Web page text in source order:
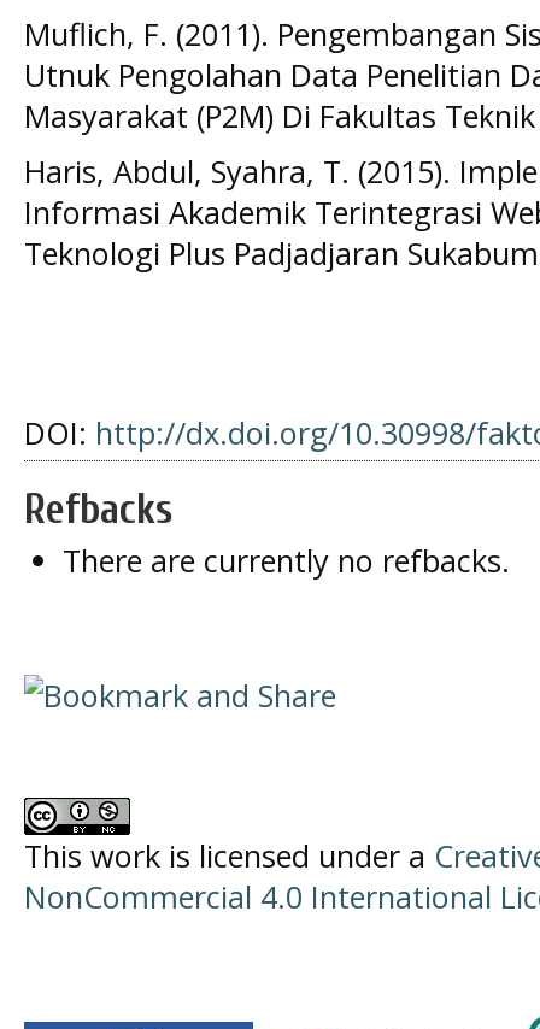
Muflich, F. (2011). Pengembangan
Utnuk Pengolahan Data Penelitian
Masyarakat (P2M) Di Fakultas
Haris, Abdul, Syahra, T. (2015).
Informasi Akademik Terintegrasi
Teknologi Plus Padjadjaran
DOI: http://dx.doi.org/10.30998/
Refbacks
There are currently no refbacks.
This work is licensed under a
NonCommercial 4.0 International